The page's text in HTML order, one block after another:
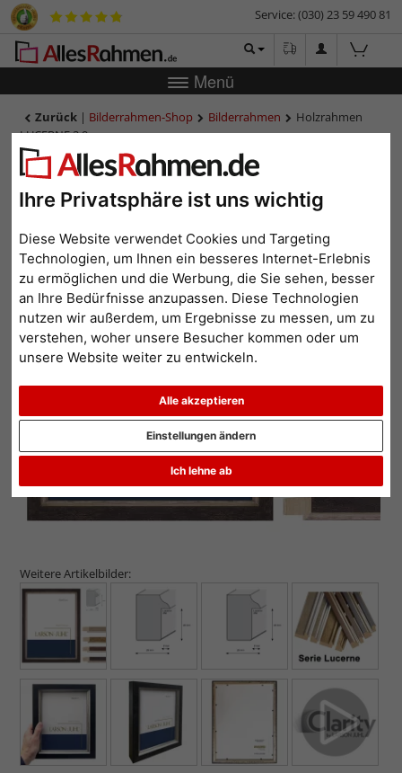
Ihre Privatsphäre ist uns wichtig
Diese Website verwendet Cookies und Targeting
Technologien, um Ihnen ein besseres Internet-Erlebnis
zu ermöglichen und die Werbung, die Sie sehen, besser
an Ihre Bedürfnisse anzupassen. Diese Technologien
nutzen wir außerdem, um Ergebnisse zu messen, um zu
verstehen, woher unsere Besucher kommen oder um
unsere Website weiter zu entwickeln.
Alle akzeptieren
Ich lehne ab
Einstellungen ändern
Service: (030) 23 59 490 81
Menü
Zurück | Bilderrahmen-Shop Bilderrahmen
Holzrahmen
LUCERNE 2,9
Holzrahmen LUCERNE 2,9
Weitere Artikelbilder: